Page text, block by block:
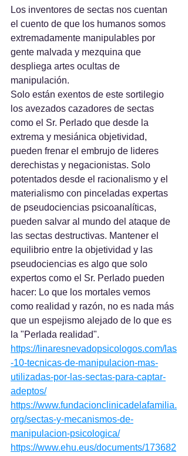
Los inventores de sectas nos cuentan
el cuento de que los humanos somos
extremadamente manipulables por
gente malvada y mezquina que
despliega artes ocultas de
manipulación.
Solo están exentos de este sortilegio
los avezados cazadores de sectas
como el Sr. Perlado que desde la
extrema y mesiánica objetividad,
pueden frenar el embrujo de lideres
derechistas y negacionistas. Solo
potentados desde el racionalismo y el
materialismo con pinceladas expertas
de pseudociencias psicoanalíticas,
pueden salvar al mundo del ataque de
las sectas destructivas. Mantener el
equilibrio entre la objetividad y las
pseudociencias es algo que solo
expertos como el Sr. Perlado pueden
hacer: Lo que los mortales vemos
como realidad y razón, no es nada más
que un espejismo alejado de lo que es
la "Perlada realidad".
https://linaresnevadopsicologos.com/las
-10-tecnicas-de-manipulacion-mas-
utilizadas-por-las-sectas-para-captar-
adeptos/
https://www.fundacionclinicadelafamilia.
org/sectas-y-mecanismos-de-
manipulacion-psicologica/
https://www.ehu.eus/documents/173682